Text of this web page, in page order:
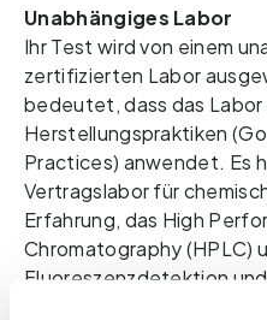
Unabhängiges Labor
Ihr Test wird von einem
zertifizierten Labor
bedeutet, dass das
Herstellungspraktiken
Practices) anwendet. Es
Vertragslabor für
Erfahrung, das High
Chromatography (HPLC)
Fluoreszenzdetektion
auf